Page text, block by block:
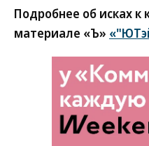
Подробнее об исках
материале «Ъ»